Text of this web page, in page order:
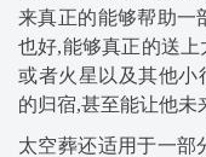
来真正的能够帮助一
也好,能够真正的送
或者火星以及其他小
的归宿,甚至能让他未
太空葬还适用于一部